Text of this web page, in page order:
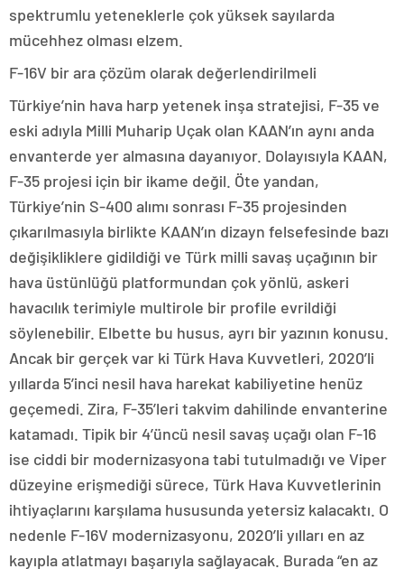
spektrumlu yeteneklerle çok yüksek sayılarda
mücehhez olması elzem.
F-16V bir ara çözüm olarak değerlendirilmeli
Türkiye’nin hava harp yetenek inşa stratejisi, F-35 ve
eski adıyla Milli Muharip Uçak olan KAAN’ın aynı anda
envanterde yer almasına dayanıyor. Dolayısıyla KAAN,
F-35 projesi için bir ikame değil. Öte yandan,
Türkiye’nin S-400 alımı sonrası F-35 projesinden
çıkarılmasıyla birlikte KAAN’ın dizayn felsefesinde bazı
değişikliklere gidildiği ve Türk milli savaş uçağının bir
hava üstünlüğü platformundan çok yönlü, askeri
havacılık terimiyle multirole bir profile evrildiği
söylenebilir. Elbette bu husus, ayrı bir yazının konusu.
Ancak bir gerçek var ki Türk Hava Kuvvetleri, 2020’li
yıllarda 5’inci nesil hava harekat kabiliyetine henüz
geçemedi. Zira, F-35’leri takvim dahilinde envanterine
katamadı. Tipik bir 4’üncü nesil savaş uçağı olan F-16
ise ciddi bir modernizasyona tabi tutulmadığı ve Viper
düzeyine erişmediği sürece, Türk Hava Kuvvetlerinin
ihtiyaçlarını karşılama hususunda yetersiz kalacaktı. O
nedenle F-16V modernizasyonu, 2020’li yılları en az
kayıpla atlatmayı başarıyla sağlayacak. Burada “en az